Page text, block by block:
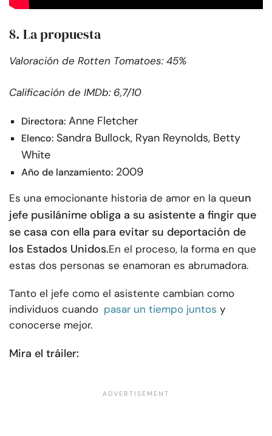
8. La propuesta
Valoración de Rotten Tomatoes: 45%
Calificación de IMDb: 6,7/10
Directora: Anne Fletcher
Elenco: Sandra Bullock, Ryan Reynolds, Betty
White
Año de lanzamiento: 2009
Es una emocionante historia de amor en la queun
jefe pusilánime obliga a su asistente a fingir que
se casa con ella para evitar su deportación de
los Estados Unidos.En el proceso, la forma en que
estas dos personas se enamoran es abrumadora.
Tanto el jefe como el asistente cambian como
individuos cuando pasar un tiempo juntos y
conocerse mejor.
Mira el tráiler: